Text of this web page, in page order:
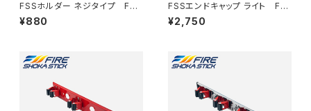
FSSホルダー ネジタイプ FSS
-H3
¥880
FSSエンドキャップ ライト FS
S-L1
¥2,750